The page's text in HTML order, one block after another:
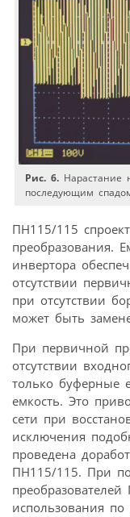
Рис. 6.
последующим
ПН115/115
преобразования.
инвертора
отсутствии
при отсутствии
может быть
При первичной
отсутствии
только буферные
емкость. Это
сети при
исключения
проведена
ПН115/115. При
использования